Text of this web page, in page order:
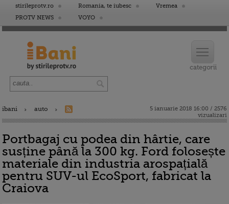
stirileprotv.ro Romania, te iubesc
Vremea
PROTV NEWS
VOYO
ibani auto
5 ianuarie 2018 16:00 / 2576
vizualizari
Portbagaj cu podea din hârtie, care
susține până la 300 kg. Ford folosește
materiale din industria arospațială
pentru SUV-ul EcoSport, fabricat la
Craiova